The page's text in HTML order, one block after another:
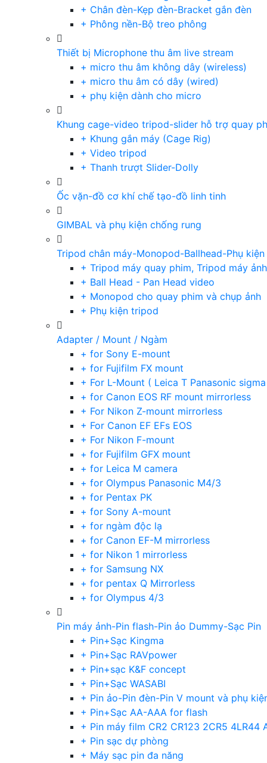
+ Chân đèn-Kẹp đèn-Bracket gắn đèn
+ Phông nền-Bộ treo phông
Thiết bị Microphone thu âm live stream
+ micro thu âm không dây (wireless)
+ micro thu âm có dây (wired)
+ phụ kiện dành cho micro
Khung cage-video tripod-slider hỗ trợ quay
+ Khung gắn máy (Cage Rig)
+ Video tripod
+ Thanh trượt Slider-Dolly
Ốc vặn-đồ cơ khí chế tạo-đồ linh tinh
GIMBAL và phụ kiện chống rung
Tripod chân máy-Monopod-Ballhead-Phụ kiện
+ Tripod máy quay phim, Tripod máy
+ Ball Head - Pan Head video
+ Monopod cho quay phim và chụp ảnh
+ Phụ kiện tripod
Adapter / Mount / Ngàm
+ for Sony E-mount
+ for Fujifilm FX mount
+ For L-Mount ( Leica T Panasonic
+ for Canon EOS RF mount mirrorless
+ For Nikon Z-mount mirrorless
+ For Canon EF EFs EOS
+ For Nikon F-mount
+ for Fujifilm GFX mount
+ for Leica M camera
+ for Olympus Panasonic M4/3
+ for Pentax PK
+ for Sony A-mount
+ for ngàm độc lạ
+ for Canon EF-M mirrorless
+ for Nikon 1 mirrorless
+ for Samsung NX
+ for pentax Q Mirrorless
+ for Olympus 4/3
Pin máy ảnh-Pin flash-Pin ảo Dummy-Sạc Pin
+ Pin+Sạc Kingma
+ Pin+Sạc RAVpower
+ Pin+sạc K&F concept
+ Pin+Sạc WASABI
+ Pin ảo-Pin đèn-Pin V mount và phụ
+ Pin+Sạc AA-AAA for flash
+ Pin máy film CR2 CR123 2CR5 4LR44
+ Pin sạc dự phòng
+ Máy sạc pin đa năng